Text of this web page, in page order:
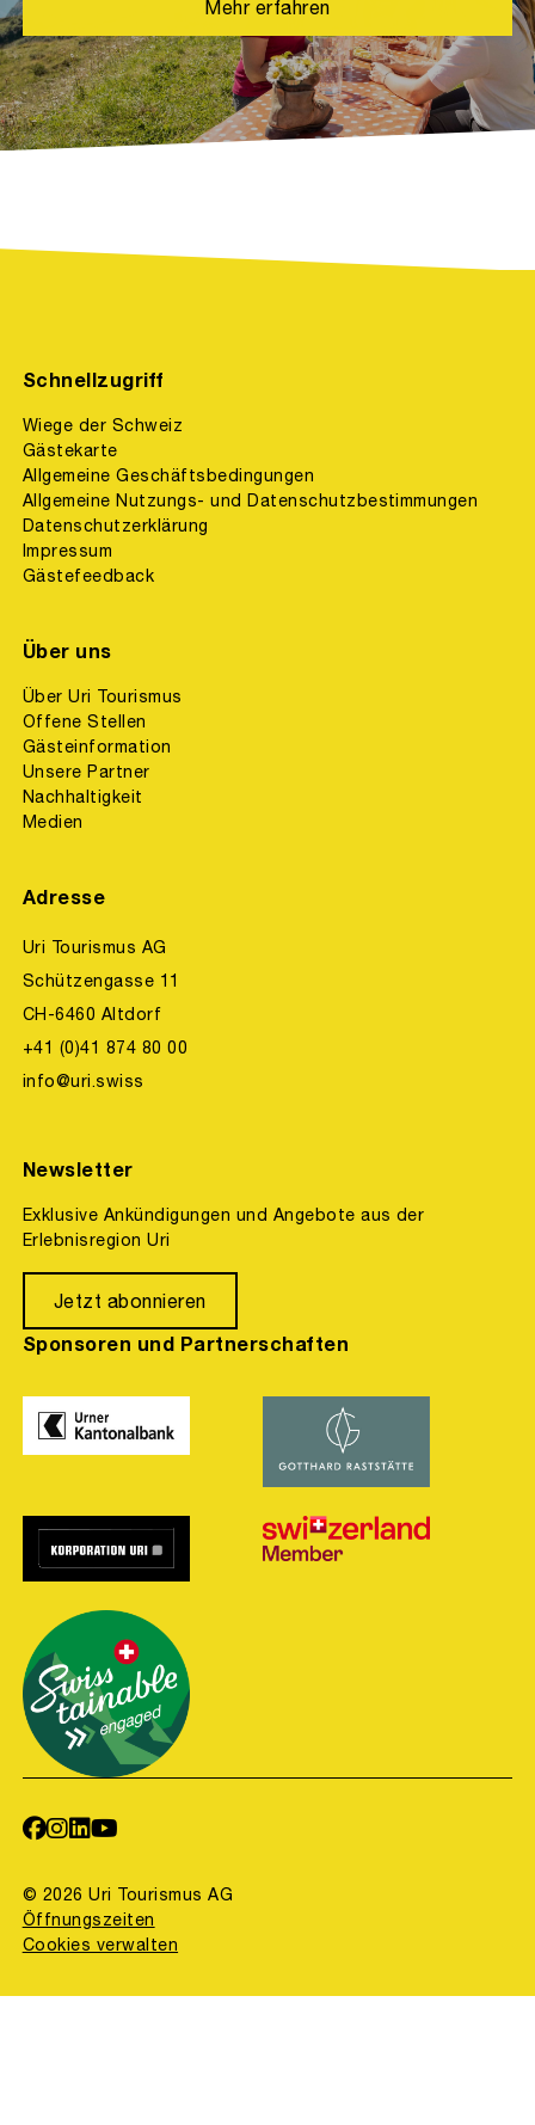
Mehr erfahren
Schnellzugriff
Wiege der Schweiz
Gästekarte
Allgemeine Geschäftsbedingungen
Allgemeine Nutzungs- und Datenschutzbestimmungen
Datenschutzerklärung
Impressum
Gästefeedback
Über uns
Über Uri Tourismus
Offene Stellen
Gästeinformation
Unsere Partner
Nachhaltigkeit
Medien
Adresse
Uri Tourismus AG
Schützengasse 11
CH-6460 Altdorf
+41 (0)41 874 80 00
info@uri.swiss
Newsletter
Exklusive Ankündigungen und Angebote aus der
Erlebnisregion Uri
Jetzt abonnieren
Sponsoren und Partnerschaften
© 2026 Uri Tourismus AG
Öffnungszeiten
Cookies verwalten